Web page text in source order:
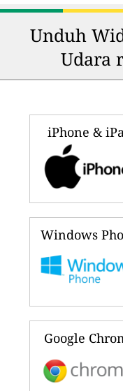
Unduh
Udara
iPhone &
Windows
Google